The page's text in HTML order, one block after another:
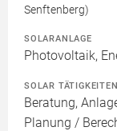
Senftenberg)
SOLARANLAGE
Photovoltaik,
SOLAR TÄTIGKEITEN
Beratung,
Planung /